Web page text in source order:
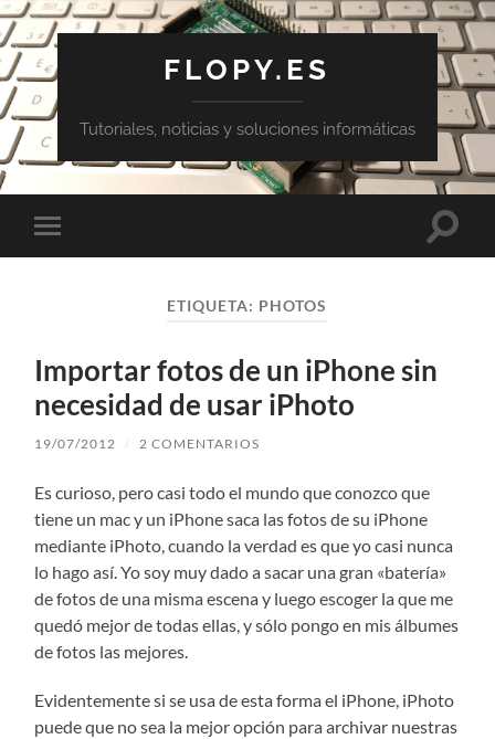
FLOPY.ES
Tutoriales, noticias y soluciones informáticas
Alternar
el
ETIQUETA: PHOTOS
Importar fotos de un iPhone sin
necesidad de usar iPhoto
19/07/2012 / 2 COMENTARIOS
Es curioso, pero casi todo el mundo que conozco que
tiene un mac y un iPhone saca las fotos de su iPhone
mediante iPhoto, cuando la verdad es que yo casi nunca
lo hago así. Yo soy muy dado a sacar una gran «batería»
de fotos de una misma escena y luego escoger la que me
quedó mejor de todas ellas, y sólo pongo en mis álbumes
de fotos las mejores.
Evidentemente si se usa de esta forma el iPhone, iPhoto
puede que no sea la mejor opción para archivar nuestras